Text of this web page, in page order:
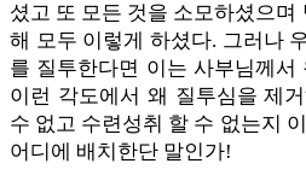
셨고 또 모든 것을 소모하셨으며
해 모두 이렇게 하셨다. 그러나
를 질투한다면 이는 사부님께서
이런 각도에서 왜 질투심을 제
수 없고 수련성취 할 수 없는지
어디에 배치한단 말인가!